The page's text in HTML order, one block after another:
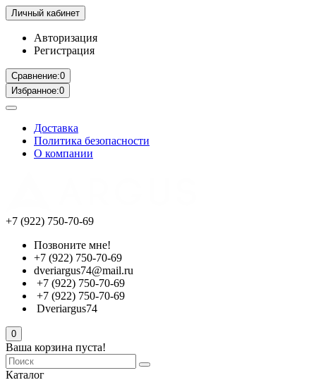
Личный кабинет
Авторизация
Регистрация
Сравнение:0
Избранное:0
Доставка
Политика безопасности
О компании
+7 (922) 750-70-69
Позвоните мне!
+7 (922) 750-70-69
dveriargus74@mail.ru
+7 (922) 750-70-69
+7 (922) 750-70-69
Dveriargus74
0
Ваша корзина пуста!
Каталог